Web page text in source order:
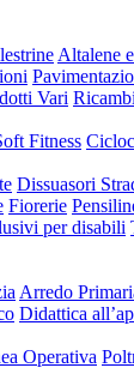
Altalene
Vari Ricambi
Fitness
Dissuasori
Fiorerie
per disabili
Arredo
Didattica
Operativa